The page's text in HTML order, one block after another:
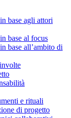
base agli attori
base al focus
base all’ambito di
e rituali
di progetto